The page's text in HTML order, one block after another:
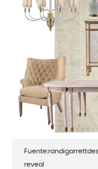
reveal